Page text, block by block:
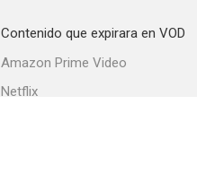
Contenido que expirara en VOD
Amazon Prime Video
Netflix